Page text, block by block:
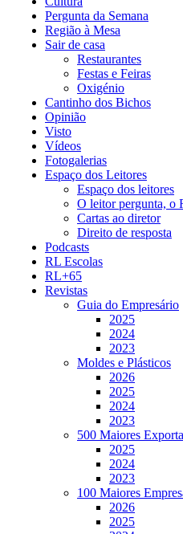
Pergunta da Semana
Região à Mesa
Sair de casa
Restaurantes
Festas e Feiras
Oxigénio
Cantinho dos Bichos
Opinião
Visto
Vídeos
Fotogalerias
Espaço dos Leitores
Espaço dos leitores
O leitor pergunta, o
Cartas ao diretor
Direito de resposta
Podcasts
RL Escolas
RL+65
Revistas
Guia do Empresário
2025
2024
2023
Moldes e Plásticos
2026
2025
2024
2023
500 Maiores
2025
2024
2023
100 Maiores
2026
2025